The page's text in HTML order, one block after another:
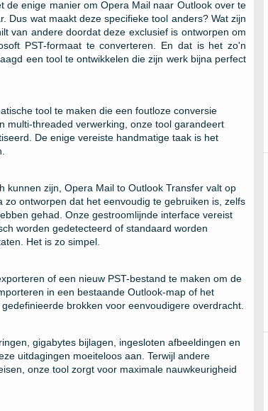
de enige manier om Opera Mail naar Outlook over te
Dus wat maakt deze specifieke tool anders? Wat zijn
van andere doordat deze exclusief is ontworpen om
PST-formaat te converteren. En dat is het zo'n
een tool te ontwikkelen die zijn werk bijna perfect
tool te maken die een foutloze conversie
multi-threaded verwerking, onze tool garandeert
De enige vereiste handmatige taak is het
kunnen zijn, Opera Mail to Outlook Transfer valt op
ontworpen dat het eenvoudig te gebruiken is, zelfs
gehad. Onze gestroomlijnde interface vereist
worden gedetecteerd of standaard worden
Het is zo simpel.
of een nieuw PST-bestand te maken om de
in een bestaande Outlook-map of het
brokken voor eenvoudigere overdracht.
gigabytes bijlagen, ingesloten afbeeldingen en
uitdagingen moeiteloos aan. Terwijl andere
onze tool zorgt voor maximale nauwkeurigheid